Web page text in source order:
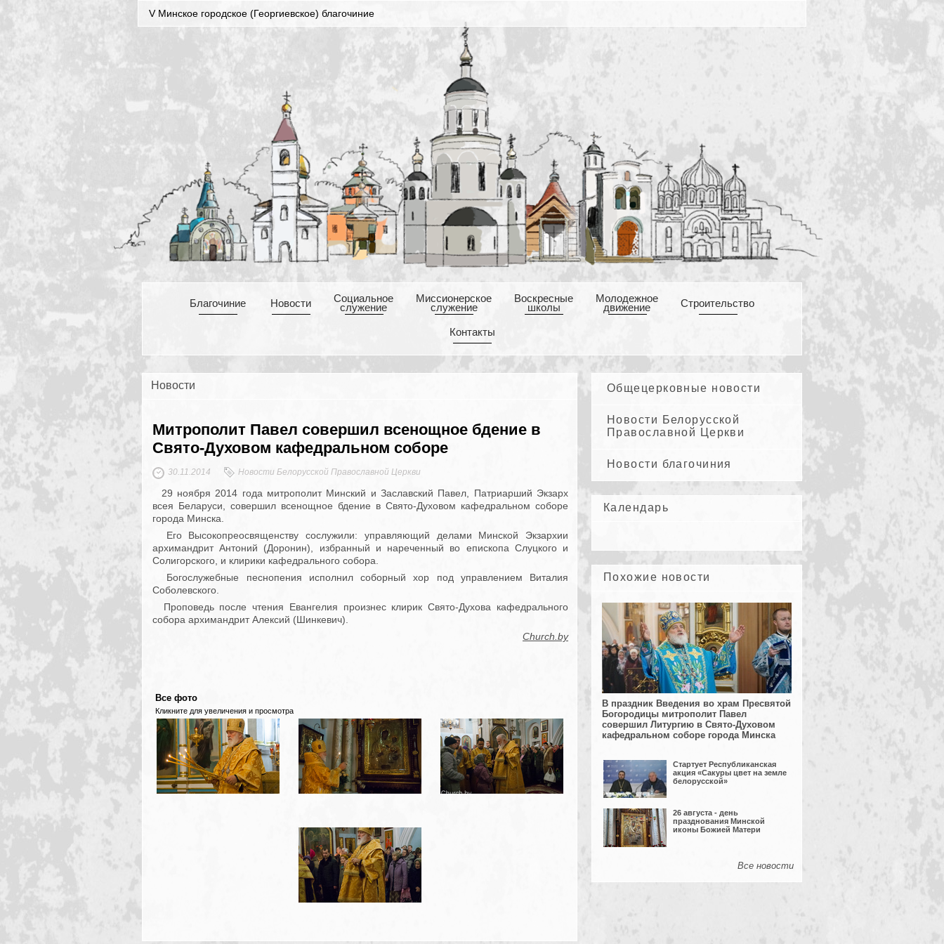
V Минское городское (Георгиевское) благочиние
Благочиние Новости Cоциальное
служение
Mиссионерское
служение
Воскресные
школы
Mолодежное
движение Cтроительство
Контакты
Общецерковные новости
Новости Белорусской
Православной Церкви
Новости благочиния
Календарь
Похожие новости
В праздник Введения во храм Пресвятой
Богородицы митрополит Павел
совершил Литургию в Свято-Духовом
кафедральном соборе города Минска
Стартует Республиканская
акция «Сакуры цвет на земле
белорусской»
26 августа - день
празднования Минской
иконы Божией Матери
Все новости
Новости
Митрополит Павел совершил всенощное бдение в
Свято-Духовом кафедральном соборе
30.11.2014 Новости Белорусской Православной Церкви
29 ноября 2014 года митрополит Минский и Заславский Павел, Патриарший Экзарх
всея Беларуси, совершил всенощное бдение в Свято-Духовом кафедральном соборе
города Минска.
Его Высокопреосвященству сослужили: управляющий делами Минской Экзархии
архимандрит Антоний (Доронин), избранный и нареченный во епископа Слуцкого и
Солигорского, и клирики кафедрального собора.
Богослужебные песнопения исполнил соборный хор под управлением Виталия
Соболевского.
Проповедь после чтения Евангелия произнес клирик Свято-Духова кафедрального
собора архимандрит Алексий (Шинкевич).
Church.by
Все фото
Кликните для увеличения и просмотра